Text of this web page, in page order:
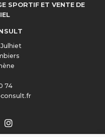
SPORTIF ET VENTE DE
74